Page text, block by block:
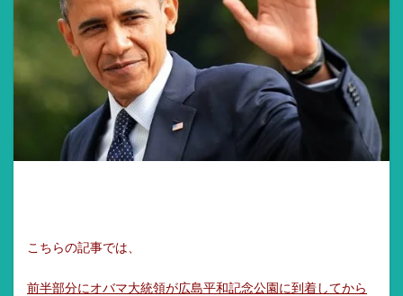
こちらの記事では、
前半部分にオバマ大統領が広島平和記念公園に到着してから